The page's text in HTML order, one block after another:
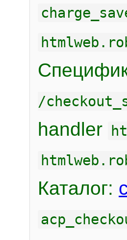
/
handler
Каталог: